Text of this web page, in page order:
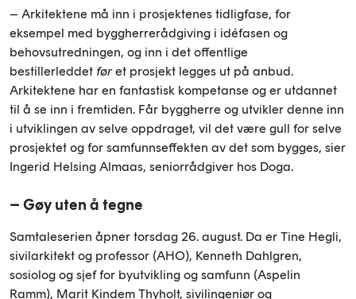
– Arkitektene må inn i prosjektenes tidligfase, for
eksempel med byggherrerådgiving i idéfasen og
behovsutredningen, og inn i det offentlige
bestillerleddet føret prosjekt legges ut på anbud.
Arkitektene har en fantastisk kompetanse og er utdannet
til å se inn i fremtiden. Får byggherre og utvikler denne inn
i utviklingen av selve oppdraget, vil det være gull for selve
prosjektet og for samfunnseffekten av det som bygges, sier
Ingerid Helsing Almaas, seniorrådgiver hos Doga.
– Gøy uten å tegne
Samtaleserien åpner torsdag 26. august. Da er Tine Hegli,
sivilarkitekt og professor (AHO), Kenneth Dahlgren,
sosiolog og sjef for byutvikling og samfunn (Aspelin
Ramm), Marit Kindem Thyholt, sivilingeniør og